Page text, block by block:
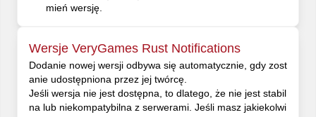
mień wersję.
Wersje VeryGames Rust Notifications
Dodanie nowej wersji odbywa się automatycznie, gdy zost
anie udostępniona przez jej twórcę.
Jeśli wersja nie jest dostępna, to dlatego, że nie jest stabil
na lub niekompatybilna z serwerami. Jeśli masz jakiekolwi